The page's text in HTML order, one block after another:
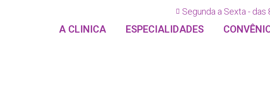
Segunda a Sexta - das
A CLINICA ESPECIALIDADES